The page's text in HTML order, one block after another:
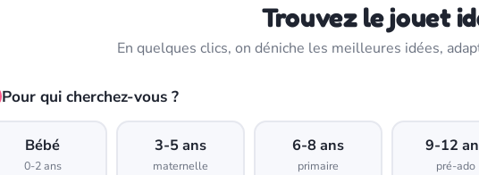
Trouvez le jouet
En quelques clics, on déniche les meilleures idées,
Pour qui cherchez-vous ?
Bébé
0-2 ans
3-5 ans
maternelle
6-8 ans
primaire
9-12
pré-ado